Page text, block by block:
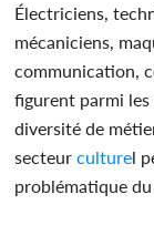
Électriciens,
mécaniciens,
communication,
figurent parmi
diversité de
secteurculturel
problématique du